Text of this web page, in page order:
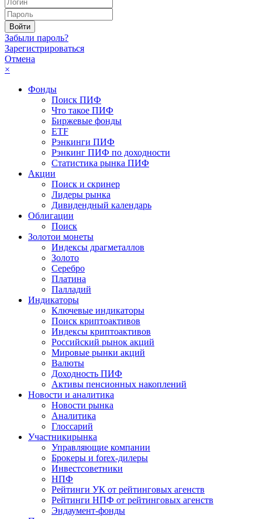
Забыли пароль?
Зарегистрироваться
Отмена
×
Фонды
Поиск ПИФ
Что такое ПИФ
Биржевые фонды
ETF
Рэнкинги ПИФ
Рэнкинг ПИФ по доходности
Статистика рынка ПИФ
Акции
Поиск и скринер
Лидеры рынка
Дивидендный календарь
Облигации
Поиск
Золотои монеты
Индексы драгметаллов
Золото
Серебро
Платина
Палладий
Индикаторы
Ключевые индикаторы
Поиск криптоактивов
Индексы криптоактивов
Российский рынок акций
Мировые рынки акций
Валюты
Доходность ПИФ
Активы пенсионных накоплений
Новости и аналитика
Новости рынка
Аналитика
Глоссарий
Участникирынка
Управляющие компании
Брокеры и forex-дилеры
Инвестсоветники
НПФ
Рейтинги УК от рейтинговых агенств
Рейтинги НПФ от рейтинговых агенств
Эндаумент-фонды